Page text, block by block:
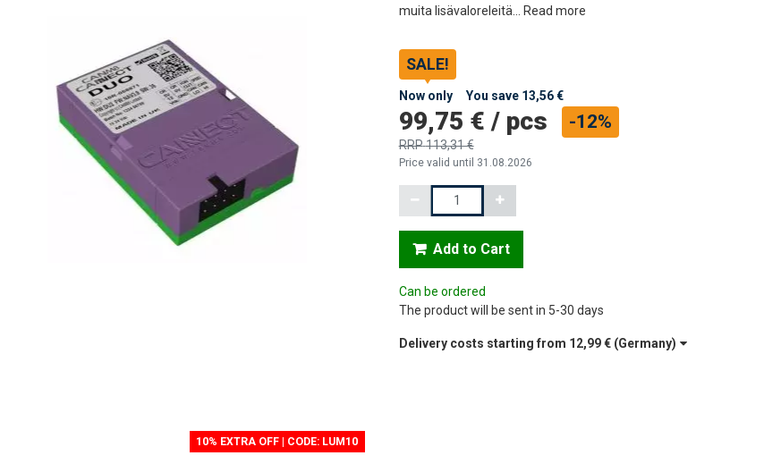
10% EXTRA OFF | CODE: LUM10
muita lisävaloreleitä... Read more
SALE!
Now only You save 13,56 €
99,75 € / pcs
RRP113,31 €
-12%
Price valid until 31.08.2026
Can be ordered
The product will be sent in 5-30 days
Delivery costs starting from 12,99 €(Germany)
Quantity
Add to Cart